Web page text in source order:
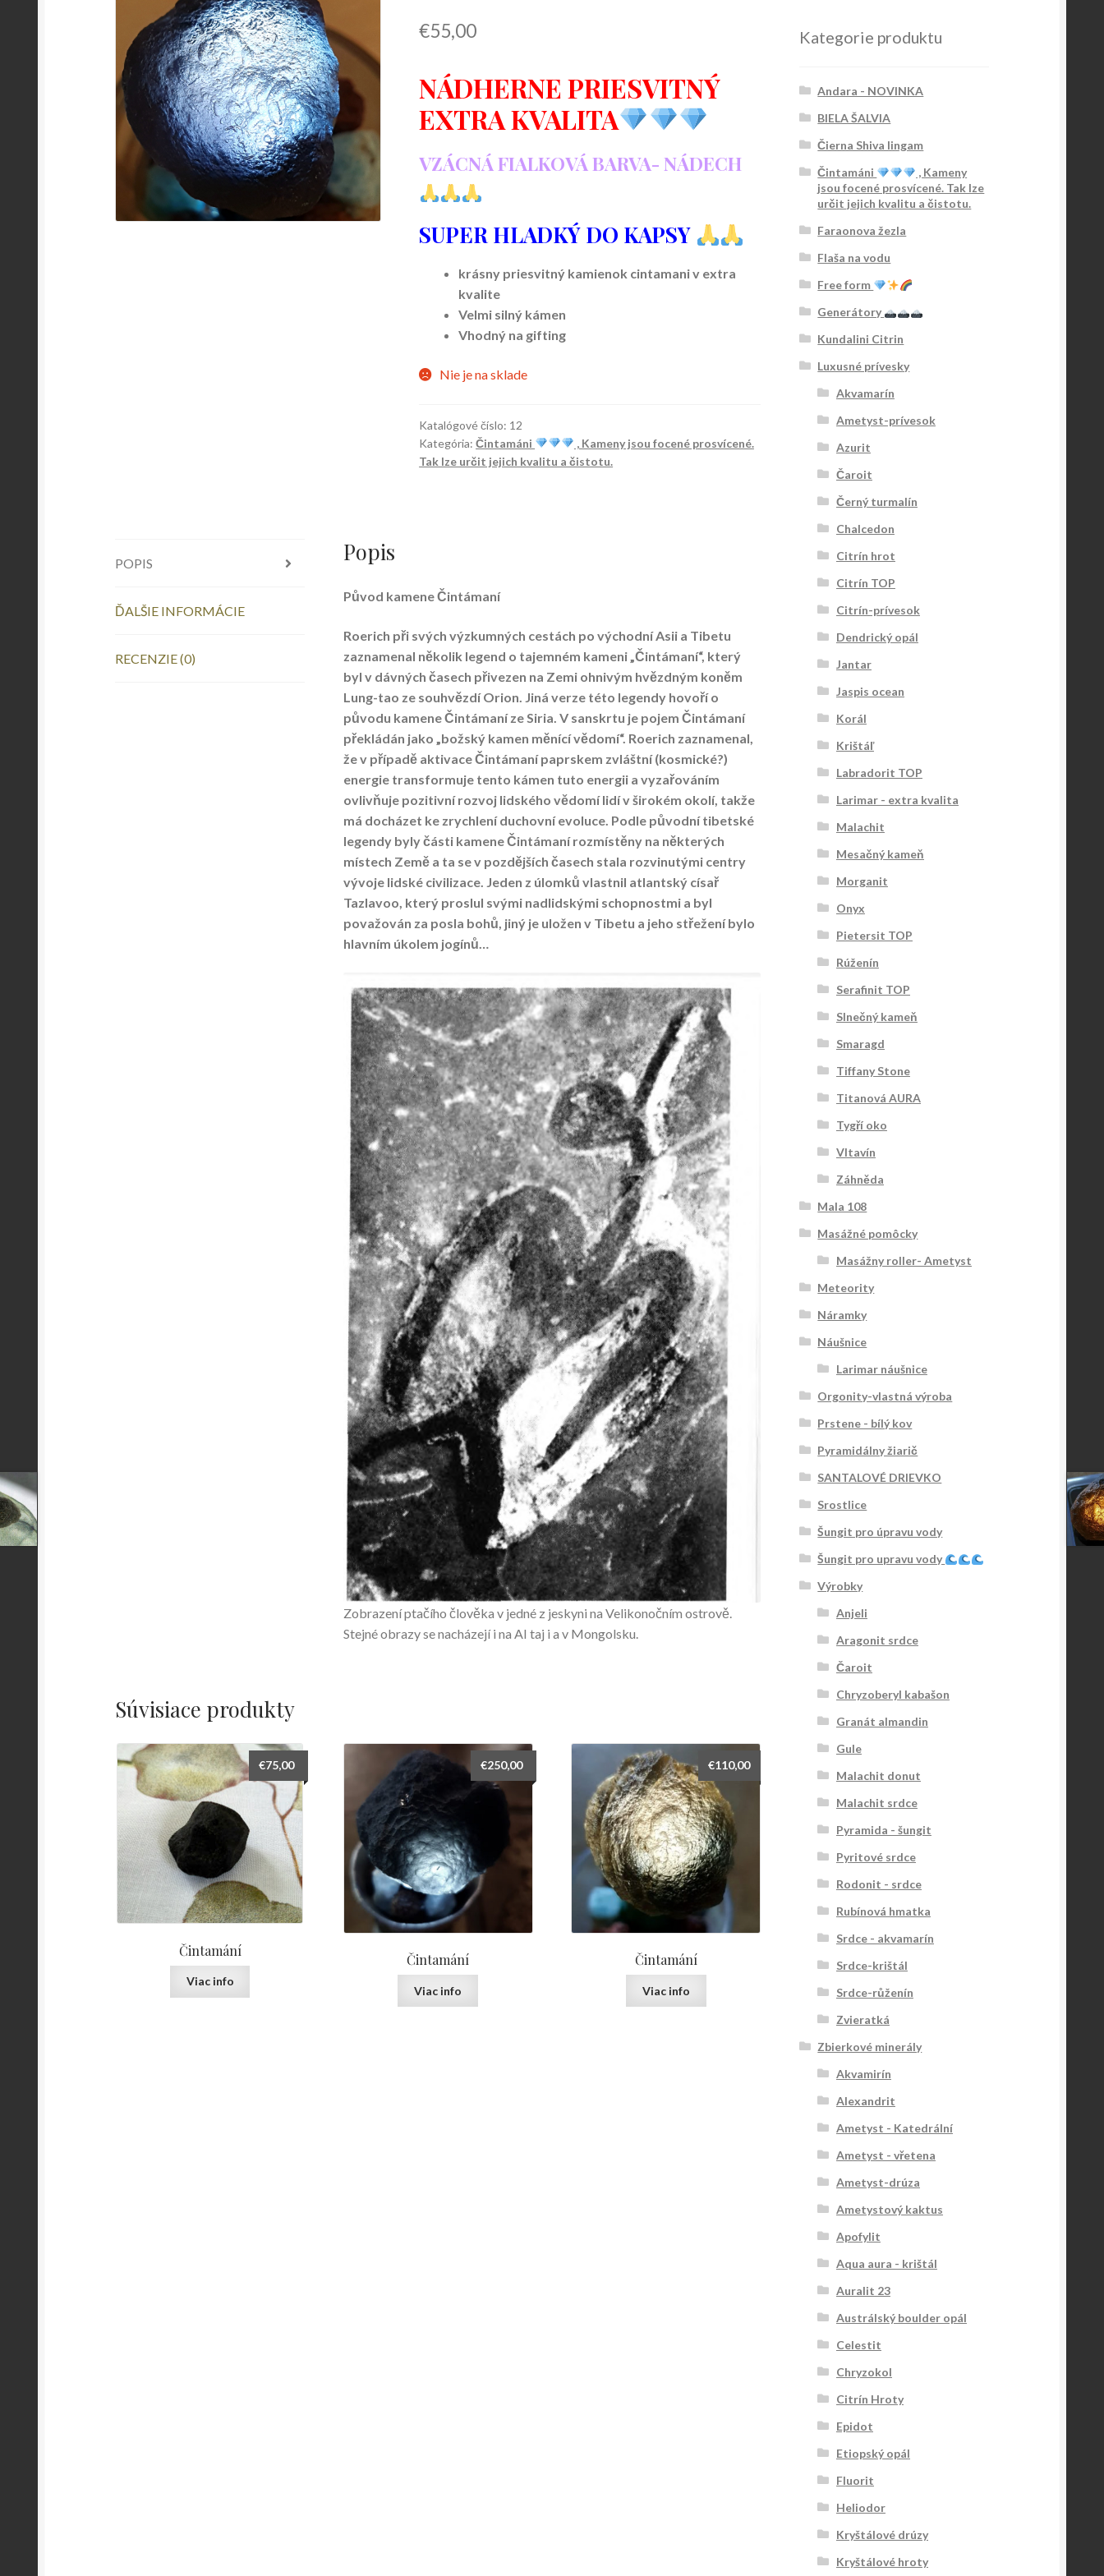
€55,00
NÁDHERNE PRIESVITNÝ
EXTRA KVALITA
VZÁCNÁ FIALKOVÁ BARVA- NÁDECH
SUPER HLADKÝ DO KAPSY
krásny priesvitný kamienok cintamani v extra
kvalite
Velmi silný kámen
Vhodný na gifting
Nie je na sklade
Katalógové číslo: 12
Kategória:Čintamáni
, Kameny jsou focené prosvícené.
Tak lze určit jejich kvalitu a čistotu.
POPIS
ĎALŠIE INFORMÁCIE
RECENZIE (0)
Popis
Původ kamene Čintámaní
Roerich při svých výzkumných cestách po východní Asii a Tibetu
zaznamenal několik legend o tajemném kameni „Čintámaní“, který
byl v dávných časech přivezen na Zemi ohnivým hvězdným koněm
Lung-tao ze souhvězdí Orion. Jiná verze této legendy hovoří o
původu kamene Čintámaní ze Siria. V sanskrtu je pojem Čintámaní
překládán jako „božský kamen měnící vědomí“. Roerich zaznamenal,
že v případě aktivace Čintámaní paprskem zvláštní (kosmické?)
energie transformuje tento kámen tuto energii a vyzařováním
ovlivňuje pozitivní rozvoj lidského vědomí lidí v širokém okolí, takže
má docházet ke zrychlení duchovní evoluce. Podle původní tibetské
legendy byly části kamene Čintámaní rozmístěny na některých
místech Země a ta se v pozdějších časech stala rozvinutými centry
vývoje lidské civilizace. Jeden z úlomků vlastnil atlantský císař
Tazlavoo, který proslul svými nadlidskými schopnostmi a byl
považován za posla bohů, jiný je uložen v Tibetu a jeho střežení bylo
hlavním úkolem jogínů…
Zobrazení ptačího člověka v jedné z jeskyni na Velikonočním ostrově.
Stejné obrazy se nacházejí i na AI taj i a v Mongolsku.
Súvisiace produkty
Čintamání
€75,00
Viac info
Čintamání
€250,00
Viac info
Čintamání
€110,00
Viac info
Kategorie produktu
Andara - NOVINKA
BIELA ŠALVIA
Čierna Shiva lingam
Čintamáni
, Kameny
jsou focené prosvícené. Tak lze
určit jejich kvalitu a čistotu.
Faraonova žezla
Flaša na vodu
Free form
Generátory
Kundalini Citrin
Luxusné prívesky
Akvamarín
Ametyst-prívesok
Azurit
Čaroit
Černý turmalín
Chalcedon
Citrín hrot
Citrín TOP
Citrín-prívesok
Dendrický opál
Jantar
Jaspis ocean
Korál
Krištáľ
Labradorit TOP
Larimar - extra kvalita
Malachit
Mesačný kameň
Morganit
Onyx
Pietersit TOP
Rúženín
Serafinit TOP
Slnečný kameň
Smaragd
Tiffany Stone
Titanová AURA
Tygří oko
Vltavín
Záhněda
Mala 108
Masážné pomôcky
Masážny roller- Ametyst
Meteority
Náramky
Náušnice
Larimar náušnice
Orgonity-vlastná výroba
Prstene - bílý kov
Pyramidálny žiarič
SANTALOVÉ DRIEVKO
Srostlice
Šungit pro úpravu vody
Šungit pro upravu vody
Výrobky
Anjeli
Aragonit srdce
Čaroit
Chryzoberyl kabašon
Granát almandin
Gule
Malachit donut
Malachit srdce
Pyramida - šungit
Pyritové srdce
Rodonit - srdce
Rubínová hmatka
Srdce - akvamarín
Srdce-krištál
Srdce-růženín
Zvieratká
Zbierkové minerály
Akvamirín
Alexandrit
Ametyst - Katedrální
Ametyst - vřetena
Ametyst-drúza
Ametystový kaktus
Apofylit
Aqua aura - krištál
Auralit 23
Austrálský boulder opál
Celestit
Chryzokol
Citrín Hroty
Epidot
Etiopský opál
Fluorit
Heliodor
Kryštálové drúzy
Kryštálové hroty